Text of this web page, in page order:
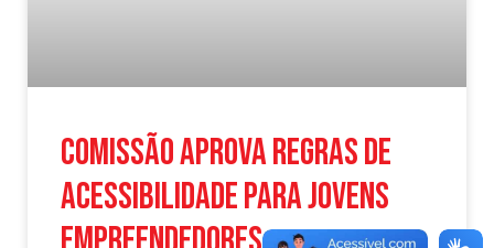
Comissão aprova regras de
acessibilidade para jovens